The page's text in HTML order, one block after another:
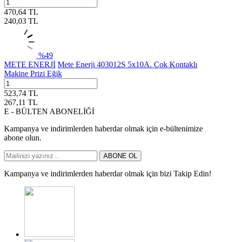
470,64 TL
240,03 TL
%49
METE ENERJİ Mete Enerji 403012S 5x10A. Çok Kontaklı
Makine Prizi Eğik
523,74 TL
267,11 TL
E - BÜLTEN ABONELİĞİ
Kampanya ve indirimlerden haberdar olmak için e-bültenimize
abone olun.
ABONE OL
Kampanya ve indirimlerden haberdar olmak için bizi Takip Edin!